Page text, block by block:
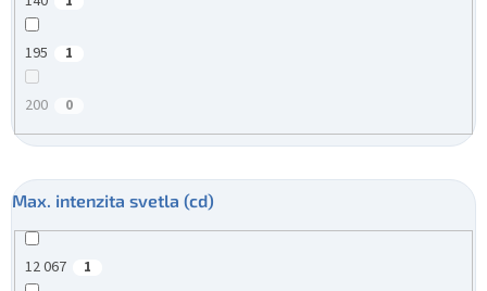
195 1
200 0
Max. intenzita svetla (cd)
12 067 1